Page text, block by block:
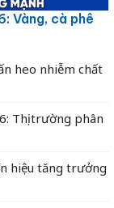
Vàng, cà phê
heo nhiễm chất
Thị trường phân
hiệu tăng trưởng